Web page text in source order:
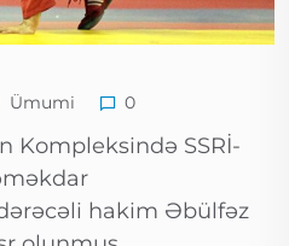
Ümumi 0
Kompleksində SSRİ-
hakim Əbülfəz